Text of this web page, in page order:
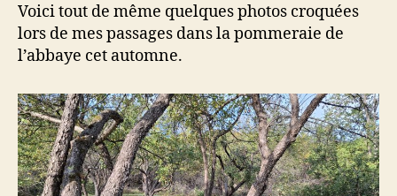
Voici tout de même quelques photos croquées
lors de mes passages dans la pommeraie de
l’abbaye cet automne.